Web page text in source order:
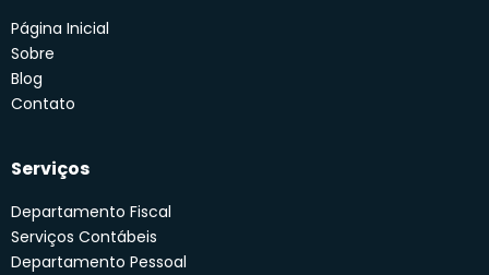
Página Inicial
Sobre
Blog
Contato
Serviços
Departamento Fiscal
Serviços Contábeis
Departamento Pessoal